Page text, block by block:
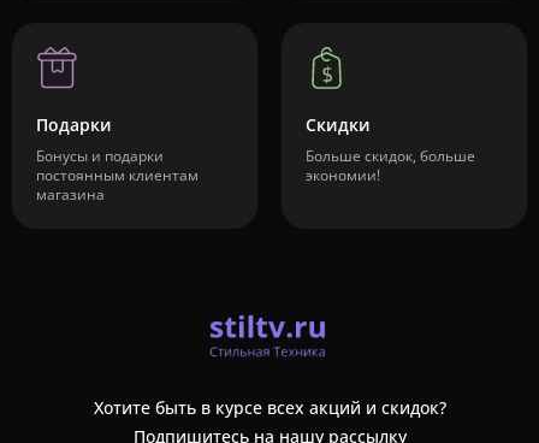
Подарки
Бонусы и подарки
постоянным клиентам
магазина
Скидки
Больше скидок, больше
экономии!
Хотите быть в курсе всех акций и скидок?
Подпишитесь на нашу рассылку